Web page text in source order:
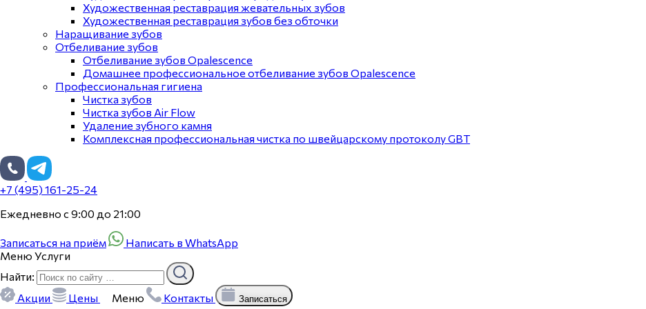
Художественная реставрация жевательных зубов
Художественная реставрация зубов без обточки
Наращивание зубов
Отбеливание зубов
Отбеливание зубов Opalescence
Домашнее профессиональное отбеливание зубов Opalescence
Профессиональная гигиена
Чистка зубов
Чистка зубов Air Flow
Удаление зубного камня
Комплексная профессиональная чистка по швейцарскому протоколу GBT
+7 (495) 161-25-24
Ежедневно с 9:00 до 21:00
Записаться на приём
Написать в WhatsApp
Меню Услуги
Найти:
Акции
Цены Меню Контакты Записаться